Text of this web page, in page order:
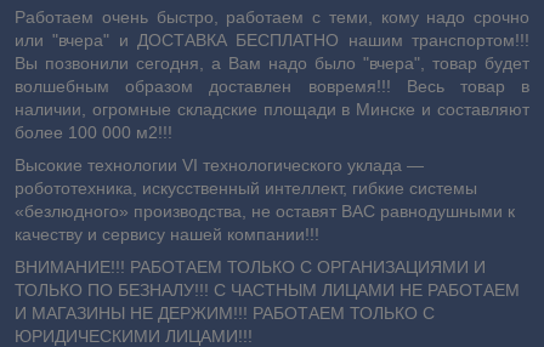
Работаем очень быстро, работаем с теми, кому надо срочно
или "вчера" и ДОСТАВКА БЕСПЛАТНО нашим транспортом!!!
Вы позвонили сегодня, а Вам надо было "вчера", товар будет
волшебным образом доставлен вовремя!!! Весь товар в
наличии, огромные складские площади в Минске и составляют
более 100 000 м2!!!
Высокие технологии VI технологического уклада ―
робототехника, искусственный интеллект, гибкие системы
«безлюдного» производства, не оставят ВАС равнодушными к
качеству и сервису нашей компании!!!
ВНИМАНИЕ!!! РАБОТАЕМ ТОЛЬКО С ОРГАНИЗАЦИЯМИ И
ТОЛЬКО ПО БЕЗНАЛУ!!! С ЧАСТНЫМ ЛИЦАМИ НЕ РАБОТАЕМ
И МАГАЗИНЫ НЕ ДЕРЖИМ!!! РАБОТАЕМ ТОЛЬКО С
ЮРИДИЧЕСКИМИ ЛИЦАМИ!!!